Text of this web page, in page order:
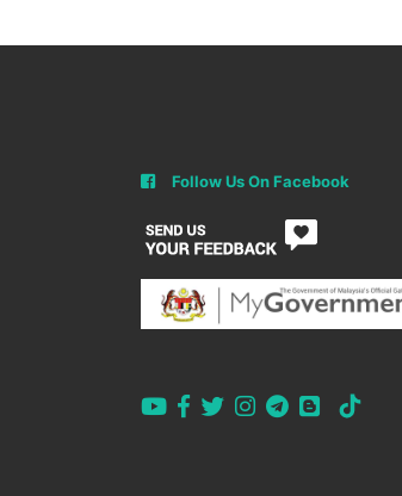
Follow Us On Facebook